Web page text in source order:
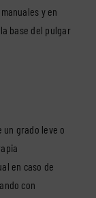
y en
base del pulgar
grado leve o
en caso de
con